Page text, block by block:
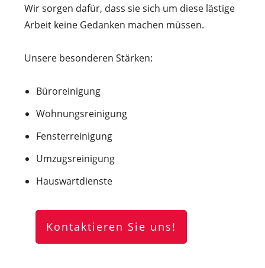
Wir sorgen dafür, dass sie sich um diese lästige
Arbeit keine Gedanken machen müssen.
Unsere besonderen Stärken:
Büroreinigung
Wohnungsreinigung
Fensterreinigung
Umzugsreinigung
Hauswartdienste
Kontaktieren Sie uns!